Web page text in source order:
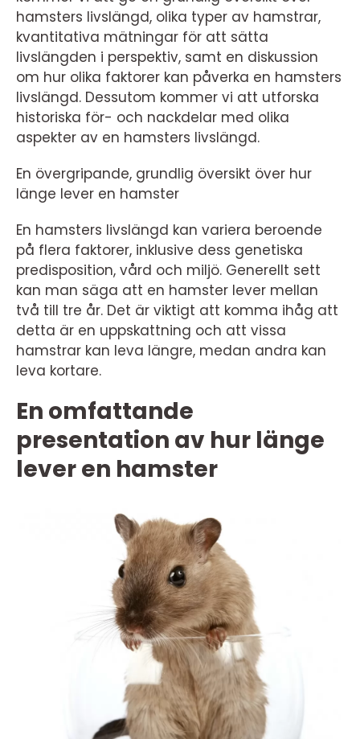
hamsters livslängd, olika typer av hamstrar,
kvantitativa mätningar för att sätta
livslängden i perspektiv, samt en diskussion
om hur olika faktorer kan påverka en hamsters
livslängd. Dessutom kommer vi att utforska
historiska för- och nackdelar med olika
aspekter av en hamsters livslängd.
En övergripande, grundlig översikt över hur
länge lever en hamster
En hamsters livslängd kan variera beroende
på flera faktorer, inklusive dess genetiska
predisposition, vård och miljö. Generellt sett
kan man säga att en hamster lever mellan
två till tre år. Det är viktigt att komma ihåg att
detta är en uppskattning och att vissa
hamstrar kan leva längre, medan andra kan
leva kortare.
En omfattande
presentation av hur länge
lever en hamster